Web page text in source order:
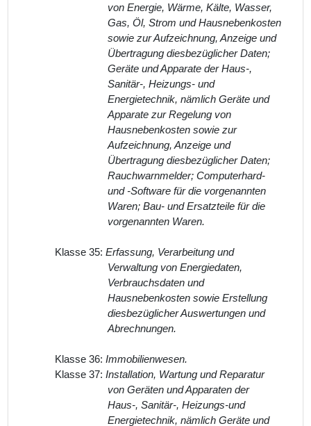
von Energie, Wärme, Kälte, Wasser,
Gas, Öl, Strom und Hausnebenkosten
sowie zur Aufzeichnung, Anzeige und
Übertragung diesbezüglicher Daten;
Geräte und Apparate der Haus-,
Sanitär-, Heizungs- und
Energietechnik, nämlich Geräte und
Apparate zur Regelung von
Hausnebenkosten sowie zur
Aufzeichnung, Anzeige und
Übertragung diesbezüglicher Daten;
Rauchwarnmelder; Computerhard-
und -Software für die vorgenannten
Waren; Bau- und Ersatzteile für die
vorgenannten Waren.
Klasse 35:Erfassung, Verarbeitung und
Verwaltung von Energiedaten,
Verbrauchsdaten und
Hausnebenkosten sowie Erstellung
diesbezüglicher Auswertungen und
Abrechnungen.
Klasse 36:Immobilienwesen.
Klasse 37:Installation, Wartung und Reparatur
von Geräten und Apparaten der
Haus-, Sanitär-, Heizungs-und
Energietechnik, nämlich Geräte und